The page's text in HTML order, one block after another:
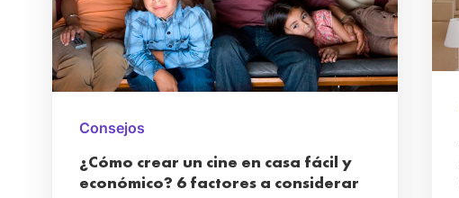
Consejos
¿Cómo crear un cine en casa fácil y
económico? 6 factores a considerar